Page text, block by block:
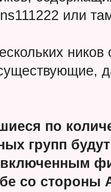
или
по
групп
со стороны